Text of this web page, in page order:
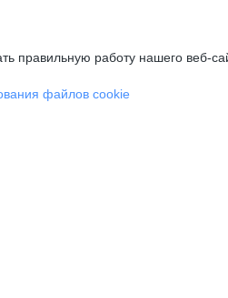
правильную работу нашего веб-
файлов cookie